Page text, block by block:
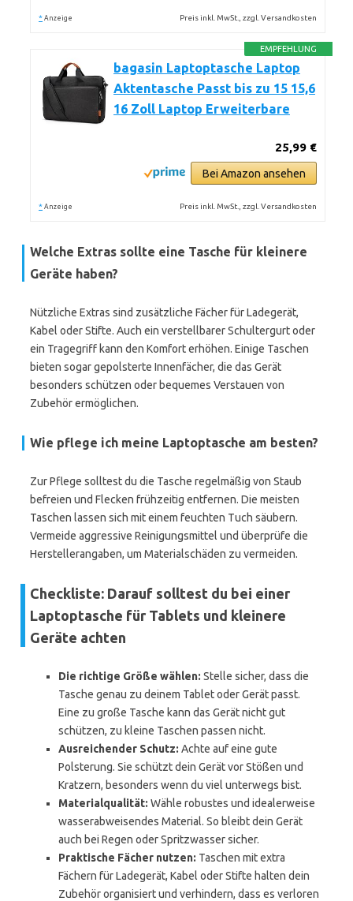
* Anzeige Preis inkl. MwSt., zzgl. Versandkosten
EMPFEHLUNG
bagasin Laptoptasche Laptop
Aktentasche Passt bis zu 15 15,6
16 Zoll Laptop Erweiterbare
25,99 €
Bei Amazon ansehen
* Anzeige Preis inkl. MwSt., zzgl. Versandkosten
Welche Extras sollte eine Tasche für kleinere
Geräte haben?
Nützliche Extras sind zusätzliche Fächer für Ladegerät,
Kabel oder Stifte. Auch ein verstellbarer Schultergurt oder
ein Tragegriff kann den Komfort erhöhen. Einige Taschen
bieten sogar gepolsterte Innenfächer, die das Gerät
besonders schützen oder bequemes Verstauen von
Zubehör ermöglichen.
Wie pflege ich meine Laptoptasche am besten?
Zur Pflege solltest du die Tasche regelmäßig von Staub
befreien und Flecken frühzeitig entfernen. Die meisten
Taschen lassen sich mit einem feuchten Tuch säubern.
Vermeide aggressive Reinigungsmittel und überprüfe die
Herstellerangaben, um Materialschäden zu vermeiden.
Checkliste: Darauf solltest du bei einer
Laptoptasche für Tablets und kleinere
Geräte achten
Die richtige Größe wählen: Stelle sicher, dass die
Tasche genau zu deinem Tablet oder Gerät passt.
Eine zu große Tasche kann das Gerät nicht gut
schützen, zu kleine Taschen passen nicht.
Ausreichender Schutz: Achte auf eine gute
Polsterung. Sie schützt dein Gerät vor Stößen und
Kratzern, besonders wenn du viel unterwegs bist.
Materialqualität: Wähle robustes und idealerweise
wasserabweisendes Material. So bleibt dein Gerät
auch bei Regen oder Spritzwasser sicher.
Praktische Fächer nutzen: Taschen mit extra
Fächern für Ladegerät, Kabel oder Stifte halten dein
Zubehör organisiert und verhindern, dass es verloren